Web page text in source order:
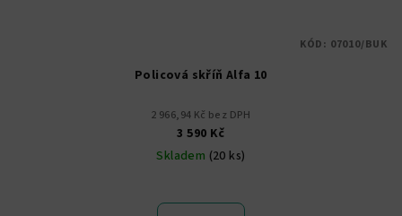
Policová skříň Alfa 10
2 966,94 Kč bez DPH
3 590 Kč
Skladem (20 ks)
hodnocení
KÓD: 07010/BUK